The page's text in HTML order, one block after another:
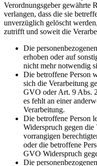
Verordnungsgeber gewährte
verlangen, dass die sie
unverzüglich gelöscht
zutrifft und soweit die
Die
erhoben oder auf
nicht mehr notwendig
Die betroffene Person
sich die Verarbeitung
GVO oder Art. 9 Abs.
es fehlt an einer
Verarbeitung.
Die betroffene Person
Widerspruch gegen
vorrangigen
oder die betroffene
GVO Widerspruch
Die